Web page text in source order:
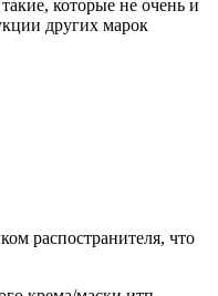
которые не очень и
других марок
распостранителя, что